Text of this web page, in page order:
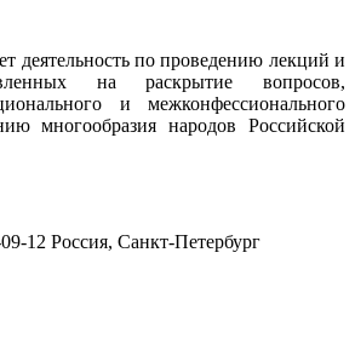
по проведению лекций и
на раскрытие вопросов,
и межконфессионального
многообразия народов Российской
12 Россия, Санкт-Петербург